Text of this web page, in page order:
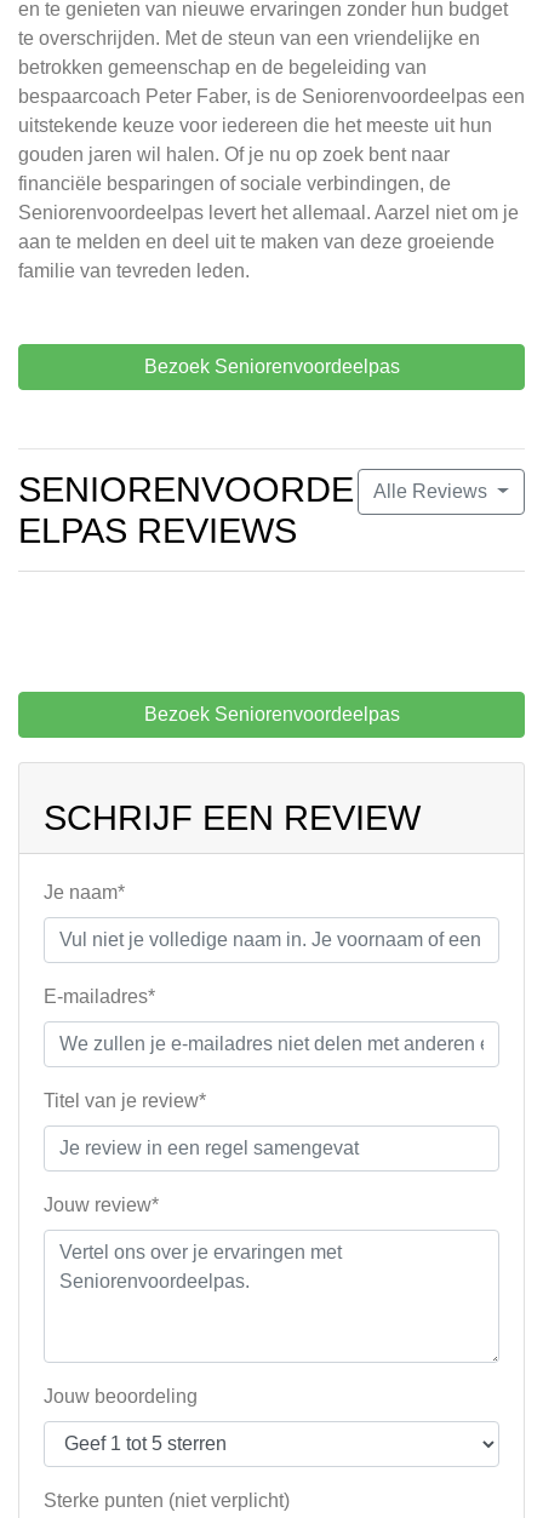
en te genieten van nieuwe ervaringen zonder hun budget
te overschrijden. Met de steun van een vriendelijke en
betrokken gemeenschap en de begeleiding van
bespaarcoach Peter Faber, is de Seniorenvoordeelpas een
uitstekende keuze voor iedereen die het meeste uit hun
gouden jaren wil halen. Of je nu op zoek bent naar
financiële besparingen of sociale verbindingen, de
Seniorenvoordeelpas levert het allemaal. Aarzel niet om je
aan te melden en deel uit te maken van deze groeiende
familie van tevreden leden.
Bezoek Seniorenvoordeelpas
Alle Reviews
SENIORENVOORDE
ELPAS REVIEWS
Bezoek Seniorenvoordeelpas
SCHRIJF EEN REVIEW
Je naam*
E-mailadres*
Titel van je review*
Jouw review*
Jouw beoordeling
Sterke punten (niet verplicht)